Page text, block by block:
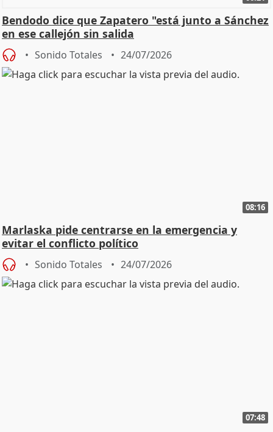
Bendodo dice que Zapatero "está junto a Sánchez
en ese callejón sin salida
Sonido Totales 24/07/2026
08:16
Marlaska pide centrarse en la emergencia y
evitar el conflicto político
Sonido Totales 24/07/2026
07:48